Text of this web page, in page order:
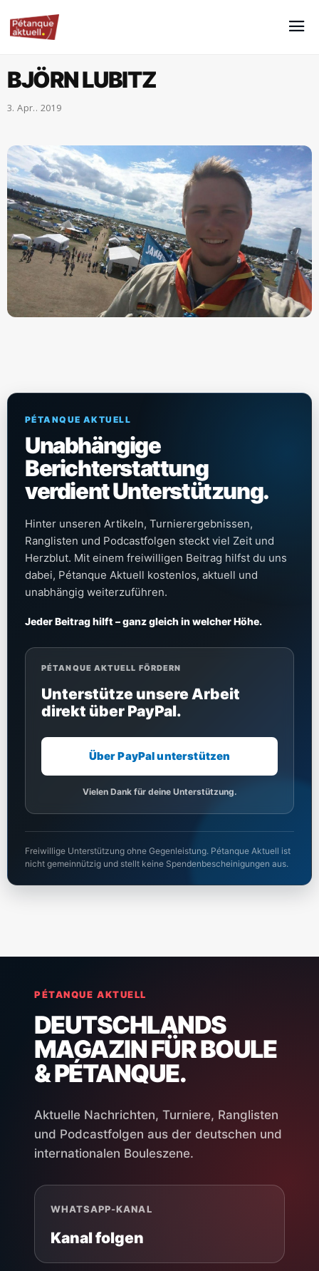
BJÖRN LUBITZ
3. Apr.. 2019
PÉTANQUE AKTUELL
Unabhängige
Berichterstattung
verdient Unterstützung.
Hinter unseren Artikeln, Turnierergebnissen,
Ranglisten und Podcastfolgen steckt viel Zeit und
Herzblut. Mit einem freiwilligen Beitrag hilfst du uns
dabei, Pétanque Aktuell kostenlos, aktuell und
unabhängig weiterzuführen.
Jeder Beitrag hilft – ganz gleich in welcher Höhe.
PÉTANQUE AKTUELL FÖRDERN
Unterstütze unsere Arbeit
direkt über PayPal.
Über PayPal unterstützen
Vielen Dank für deine Unterstützung.
Freiwillige Unterstützung ohne Gegenleistung. Pétanque Aktuell ist
nicht gemeinnützig und stellt keine Spendenbescheinigungen aus.
PÉTANQUE AKTUELL
DEUTSCHLANDS
MAGAZIN FÜR BOULE
& PÉTANQUE.
Aktuelle Nachrichten, Turniere, Ranglisten
und Podcastfolgen aus der deutschen und
internationalen Bouleszene.
WHATSAPP-KANAL
Kanal folgen